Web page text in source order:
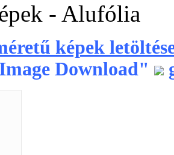
- Alufólia
képek
Download"